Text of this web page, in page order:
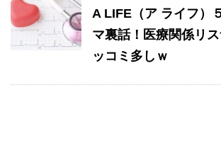
A LIFE（ア ライフ）
マ裏話！医療関係リ
ッコミ多しｗ